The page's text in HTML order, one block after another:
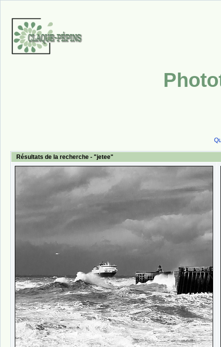
Résultats de la recherche - "jetee"